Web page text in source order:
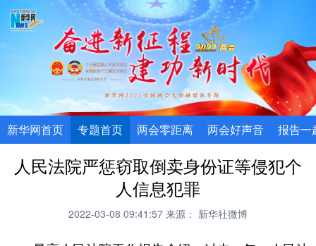
新华网首页 专题首页 两会零距离 两会好声音 报告一
人民法院严惩窃取倒卖身份证等侵犯个
人信息犯罪
2022-03-08 09:41:57 来源： 新华社微博